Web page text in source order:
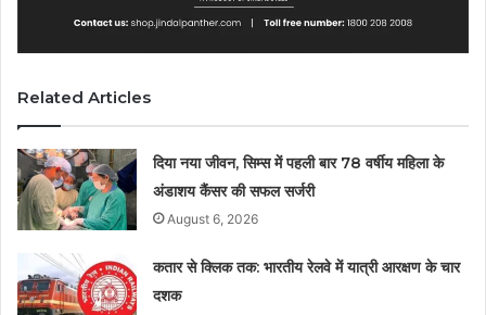
Related Articles
दिया नया जीवन, सिम्स में पहली बार 78 वर्षीय महिला के
अंडाशय कैंसर की सफल सर्जरी
August 6, 2026
कतार से क्लिक तक: भारतीय रेलवे में यात्री आरक्षण के चार
दशक